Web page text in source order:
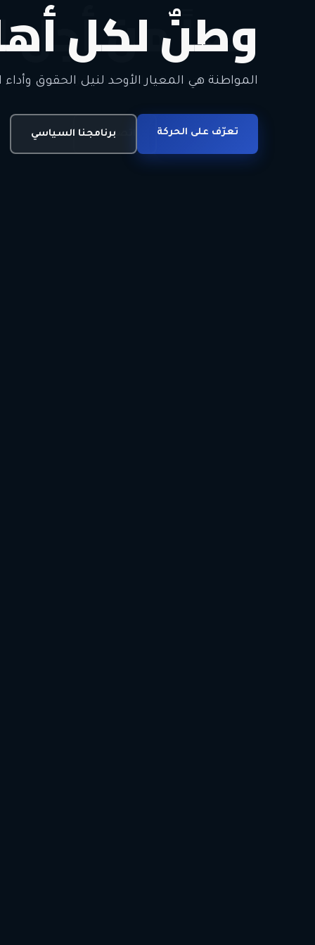
وطنٌ لكل
المواطنة هي المعيار الأوحد لنيل الحقوق وأداء
تعرّف على الحركة برنامجنا السياسي
معاً من أجل
الحرية • الوحدة • السلام • الديمقراطية
انضم للحركة اتصل بنا